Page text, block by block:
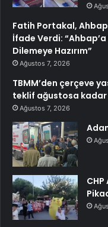
Fatih Portakal, Ahbap
İfade Verdi: “Ahbap’a
Dilemeye Hazırım”
Ağustos 7, 2026
TBMM’den çerçeve
teklif ağustosa
Ağustos 7, 2026